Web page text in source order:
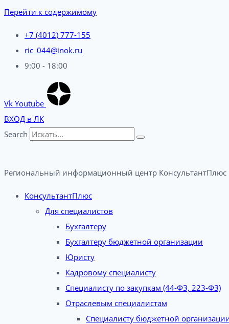
Перейти к содержимому
+7 (4012) 777-155
ric_044@inok.ru
9:00 - 18:00
Vk Youtube
ВХОД в ЛК
Search
Региональный информационный центр
КонсультантПлюс
Для специалистов
Бухгалтеру
Бухгалтеру бюджетной организации
Юристу
Кадровому специалисту
Специалисту по закупкам (44-ФЗ, 223-ФЗ)
Отраслевым специалистам
Специалисту бюджетной